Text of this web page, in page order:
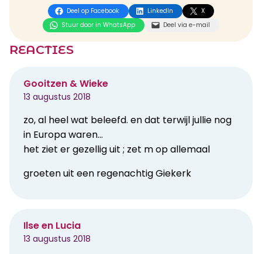
Deel op Facebook LinkedIn
X
Stuur door in WhatsApp
Deel via e-mail
REACTIES
Gooitzen & Wieke
13 augustus 2018
zo, al heel wat beleefd. en dat terwijl jullie nog
in Europa waren…
het ziet er gezellig uit ; zet m op allemaal
groeten uit een regenachtig Giekerk
Ilse en Lucia
13 augustus 2018